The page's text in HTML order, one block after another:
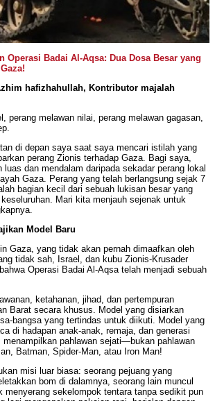
Operasi Badai Al-Aqsa: Dua Dosa Besar yang
hafizhahullah, Kontributor majalah
perang melawan nilai, perang melawan gagasan,
di depan saya saat saya mencari istilah yang
perang Zionis terhadap Gaza. Bagi saya,
luas dan mendalam daripada sekadar perang lokal
Gaza. Perang yang telah berlangsung sejak 7
bagian kecil dari sebuah lukisan besar yang
Mari kita menjauh sejenak untuk
Model Baru
Gaza, yang tidak akan pernah dimaafkan oleh
tidak sah, Israel, dan kubu Zionis-Krusader
Operasi Badai Al-Aqsa telah menjadi sebuah
ketahanan, jihad, dan pertempuran
Barat secara khusus. Model yang disiarkan
bangsa yang tertindas untuk diikuti. Model yang
di hadapan anak-anak, remaja, dan generasi
menampilkan pahlawan sejati—bukan pahlawan
Batman, Spider-Man, atau Iron Man!
misi luar biasa: seorang pejuang yang
bom di dalamnya, seorang lain muncul
menyerang sekelompok tentara tanpa sedikit pun